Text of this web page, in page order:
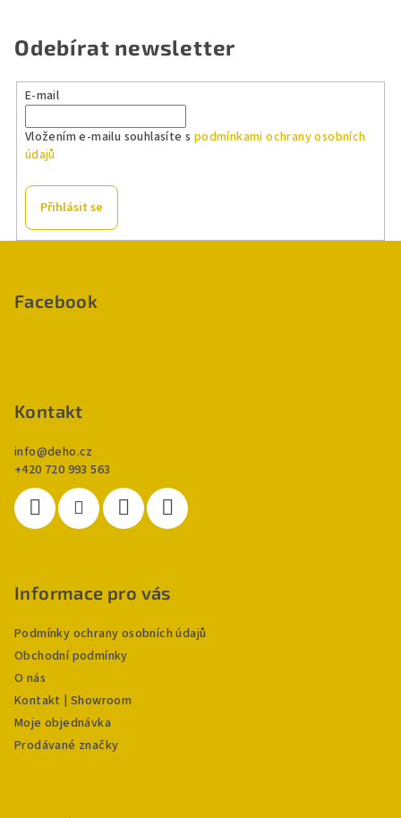
Odebírat newsletter
E-mail
Vložením e-mailu souhlasíte s podmínkami ochrany osobních
údajů
Přihlásit se
Facebook
Kontakt
info@deho.cz
+420 720 993 563
Informace pro vás
Podmínky ochrany osobních údajů
Obchodní podmínky
O nás
Kontakt | Showroom
Moje objednávka
Prodávané značky